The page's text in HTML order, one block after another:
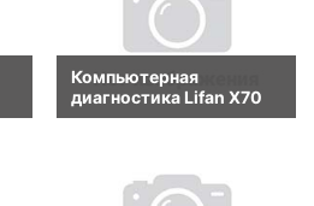
Компьютерная
диагностика Lifan X70